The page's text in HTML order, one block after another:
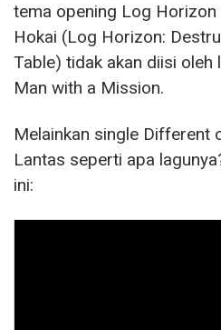
tema opening Log Horizon
Hokai (Log Horizon:
Table) tidak akan diisi oleh
Man with a Mission.
Melainkan single Different
Lantas seperti apa
ini: